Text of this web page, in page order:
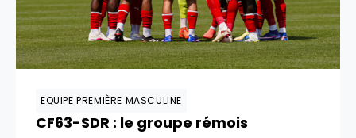
EQUIPE PREMIÈRE MASCULINE
CF63-SDR : le groupe rémois